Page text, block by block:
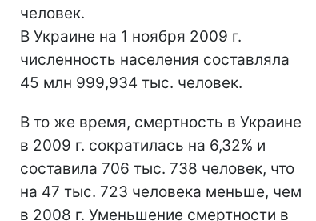
человек.
В Украине на 1 ноября 2009 г.
численность населения составляла
45 млн 999,934 тыс. человек.
В то же время, смертность в Украине
в 2009 г. сократилась на 6,32% и
составила 706 тыс. 738 человек, что
на 47 тыс. 723 человека меньше, чем
в 2008 г. Уменьшение смертности в